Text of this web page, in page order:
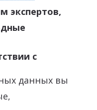
экспертов,
с
данных вы